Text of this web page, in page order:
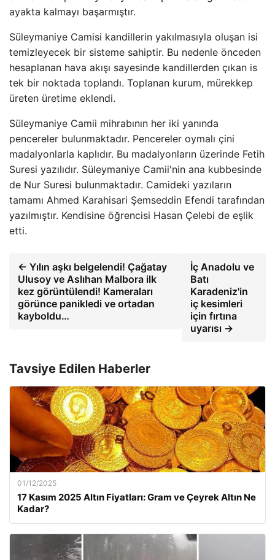
ayakta kalmayı başarmıştır.
Süleymaniye Camisi kandillerin yakılmasıyla oluşan isi
temizleyecek bir sisteme sahiptir. Bu nedenle önceden
hesaplanan hava akışı sayesinde kandillerden çıkan is
tek bir noktada toplandı. Toplanan kurum, mürekkep
üreten üretime eklendi.
Süleymaniye Camii mihrabının her iki yanında
pencereler bulunmaktadır. Pencereler oymalı çini
madalyonlarla kaplıdır. Bu madalyonların üzerinde Fetih
Suresi yazılıdır. Süleymaniye Camii'nin ana kubbesinde
de Nur Suresi bulunmaktadır. Camideki yazıların
tamamı Ahmed Karahisari Şemseddin Efendi tarafından
yazılmıştır. Kendisine öğrencisi Hasan Çelebi de eşlik
etti.
← Yılın aşkı belgelendi! Çağatay
Ulusoy ve Aslıhan Malbora ilk
kez görüntülendi! Kameraları
görünce panikledi ve ortadan
kayboldu…
İç Anadolu ve
Batı
Karadeniz'in
iç kesimleri
için fırtına
uyarısı →
Tavsiye Edilen Haberler
01/12/2025
17 Kasım 2025 Altın Fiyatları: Gram ve Çeyrek Altın Ne
Kadar?